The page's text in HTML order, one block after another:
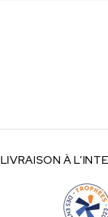
LIVRAISON À